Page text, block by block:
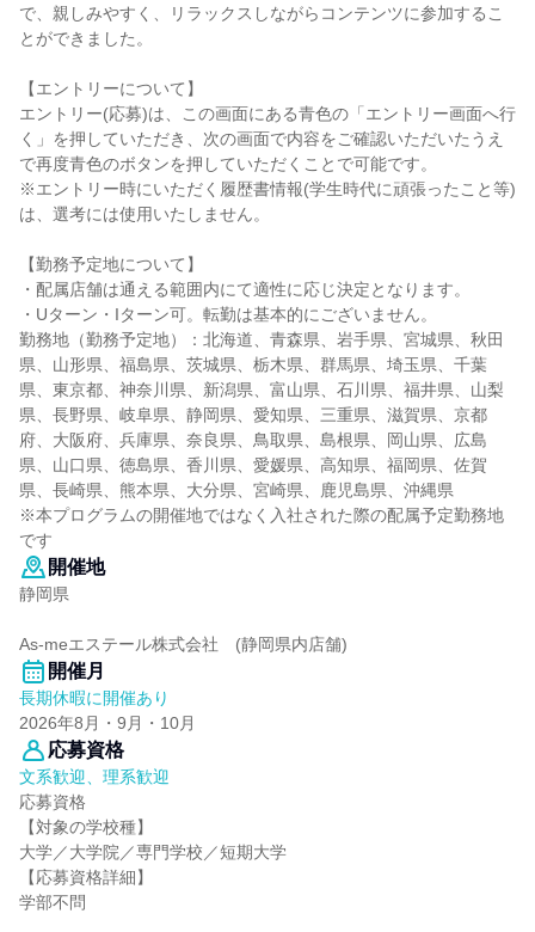
で、親しみやすく、リラックスしながらコンテンツに参加するこ
とができました。
【エントリーについて】
エントリー(応募)は、この画面にある青色の「エントリー画面へ行
く」を押していただき、次の画面で内容をご確認いただいたうえ
で再度青色のボタンを押していただくことで可能です。
※エントリー時にいただく履歴書情報(学生時代に頑張ったこと等)
は、選考には使用いたしません。
【勤務予定地について】
・配属店舗は通える範囲内にて適性に応じ決定となります。
・Uターン・Iターン可。転勤は基本的にございません。
勤務地（勤務予定地）：北海道、青森県、岩手県、宮城県、秋田
県、山形県、福島県、茨城県、栃木県、群馬県、埼玉県、千葉
県、東京都、神奈川県、新潟県、富山県、石川県、福井県、山梨
県、長野県、岐阜県、静岡県、愛知県、三重県、滋賀県、京都
府、大阪府、兵庫県、奈良県、鳥取県、島根県、岡山県、広島
県、山口県、徳島県、香川県、愛媛県、高知県、福岡県、佐賀
県、長崎県、熊本県、大分県、宮崎県、鹿児島県、沖縄県
※本プログラムの開催地ではなく入社された際の配属予定勤務地
です
開催地
静岡県
As-meエステール株式会社 (静岡県内店舗)
開催月
長期休暇に開催あり
2026年8月・9月・10月
応募資格
文系歓迎、理系歓迎
応募資格
【対象の学校種】
大学／大学院／専門学校／短期大学
【応募資格詳細】
学部不問